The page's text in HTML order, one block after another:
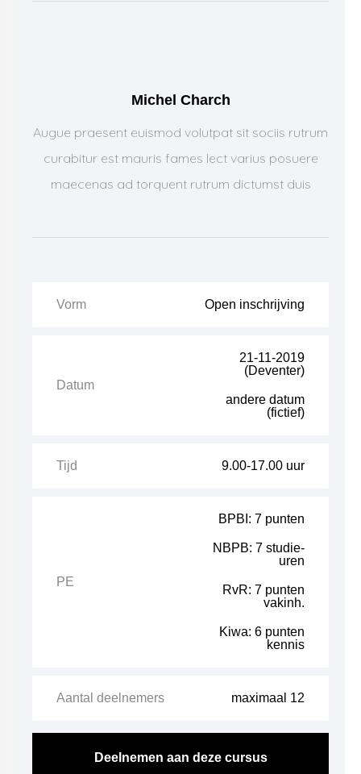
Michel Charch
Augue praesent euismod volutpat sit sociis rutrum
curabitur est mauris fames lect varius posuere
maecenas ad torquent rutrum dictumst duis
Vorm Open inschrijving
Datum
21-11-2019
(Deventer)
andere datum
(fictief)
Tijd 9.00-17.00 uur
PE
BPBI: 7 punten
NBPB: 7 studie-
uren
RvR: 7 punten
vakinh.
Kiwa: 6 punten
kennis
Aantal deelnemers maximaal 12
Deelnemen aan deze cursus